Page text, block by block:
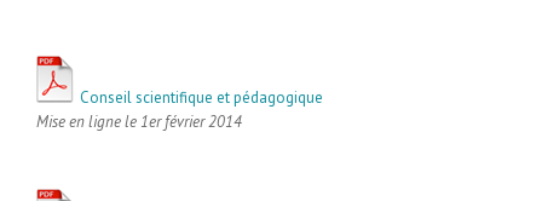
Conseil scientifique et pédagogique
Mise en ligne le 1er février 2014